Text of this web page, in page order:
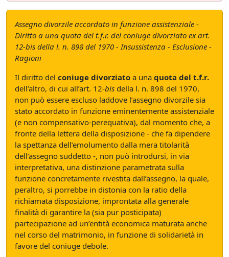
Assegno divorzile accordato in funzione assistenziale -
Diritto a una quota del t.f.r. del coniuge divorziato ex art.
12-bis della l. n. 898 del 1970 - Insussistenza - Esclusione -
Ragioni
Il diritto del coniuge divorziato a una quota del t.f.r.
dell’altro, di cui all’art. 12-bis della l. n. 898 del 1970,
non può essere escluso laddove l’assegno divorzile sia
stato accordato in funzione eminentemente assistenziale
(e non compensativo-perequativa), dal momento che, a
fronte della lettera della disposizione - che fa dipendere
la spettanza dell’emolumento dalla mera titolarità
dell’assegno suddetto -, non può introdursi, in via
interpretativa, una distinzione parametrata sulla
funzione concretamente rivestita dall’assegno, la quale,
peraltro, si porrebbe in distonia con la ratio della
richiamata disposizione, improntata alla generale
finalità di garantire la (sia pur posticipata)
partecipazione ad un’entità economica maturata anche
nel corso del matrimonio, in funzione di solidarietà in
favore del coniuge debole.